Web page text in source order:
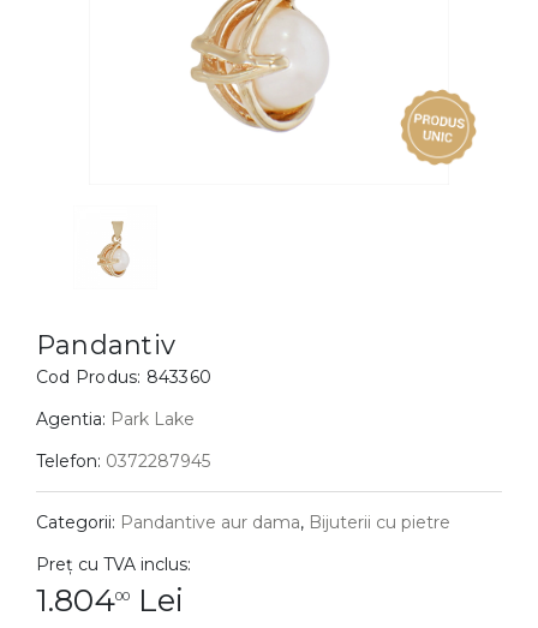
BIJUTERII COPII
Cercei
Bratari
Coliere
Lanturi
Pandantive
Inele
Pandantiv
Cod Produs: 843360
Agentia: Park Lake
Telefon: 0372287945
Categorii: Pandantive aur dama, Bijuterii cu pietre
Preț cu TVA inclus:
1.80400 Lei